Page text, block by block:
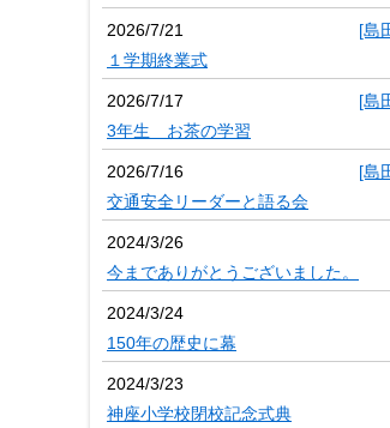
2026/7/21
[島
１学期終業式
2026/7/17
[島
3年生 お茶の学習
2026/7/16
[島
交通安全リーダーと語る会
2024/3/26
今までありがとうございました。
2024/3/24
150年の歴史に幕
2024/3/23
神座小学校閉校記念式典